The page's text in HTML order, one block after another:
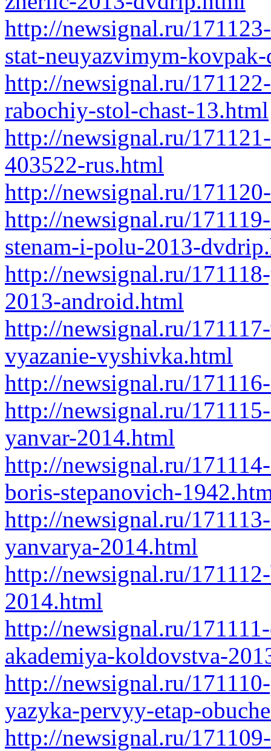
http://newsignal.ru/
stat-neuyazvimym-
http://newsignal.ru/
rabochiy-stol-chast-13.html
http://newsignal.ru/
403522-rus.html
http://newsignal.ru/
http://newsignal.ru/
stenam-i-polu-2013-
http://newsignal.ru/
2013-android.html
http://newsignal.ru/
vyazanie-vyshivka.html
http://newsignal.ru/
http://newsignal.ru/
yanvar-2014.html
http://newsignal.ru/
boris-stepanovich-
http://newsignal.ru/
yanvarya-2014.html
http://newsignal.ru/
2014.html
http://newsignal.ru/
akademiya-koldovstva-
http://newsignal.ru/
yazyka-pervyy-etap-
http://newsignal.ru/